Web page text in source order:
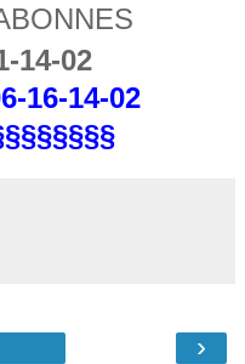
14-02
16-14-02
›